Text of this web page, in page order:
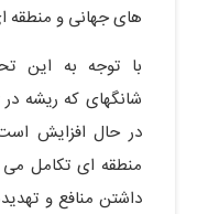
های جهانی و منطقه
با توجه به این
شانگهای که ریشه در
در حال افزایش
منطقه ای تکامل می
داشتن منافع و